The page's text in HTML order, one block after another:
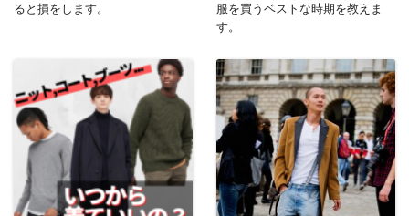
ると損をします。
服を買うベストな時期を教えま
す。